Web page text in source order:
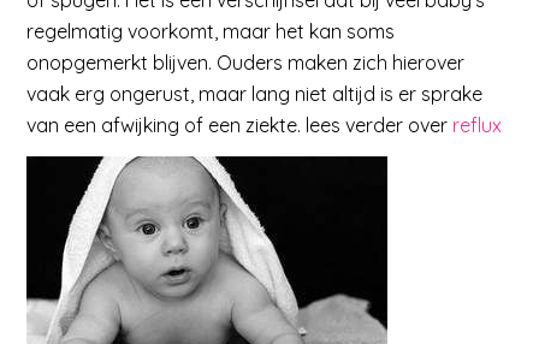
regelmatig voorkomt, maar het kan soms
onopgemerkt blijven. Ouders maken zich hierover
vaak erg ongerust, maar lang niet altijd is er sprake
van een afwijking of een ziekte. lees verder over reflux